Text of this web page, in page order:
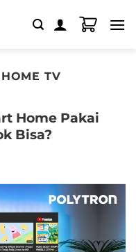
HOME TV
Home Pakai
Bisa?